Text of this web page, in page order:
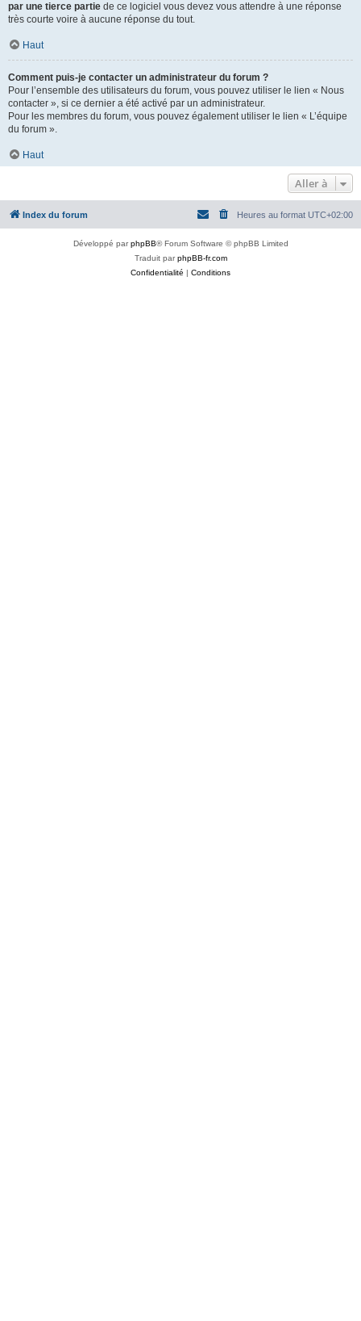
par une tierce partie de ce logiciel vous devez vous attendre à une réponse
très courte voire à aucune réponse du tout.
Haut
Comment puis-je contacter un administrateur du forum ?
Pour l’ensemble des utilisateurs du forum, vous pouvez utiliser le lien « Nous
contacter », si ce dernier a été activé par un administrateur.
Pour les membres du forum, vous pouvez également utiliser le lien « L’équipe
du forum ».
Haut
Aller à
Index du forum Heures au format UTC+02:00
Développé parphpBB® Forum Software © phpBB Limited
Traduit parphpBB-fr.com
Confidentialité | Conditions